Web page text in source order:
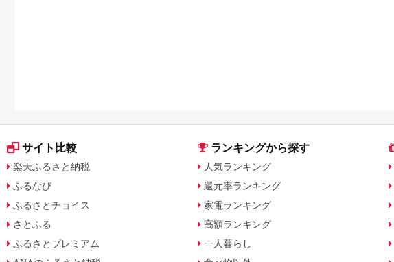
サイト比較
楽天ふるさと納税
ふるなび
ふるさとチョイス
さとふる
ふるさとプレミアム
ランキングから探す
人気ランキング
還元率ランキング
家電ランキング
高額ランキング
一人暮らし